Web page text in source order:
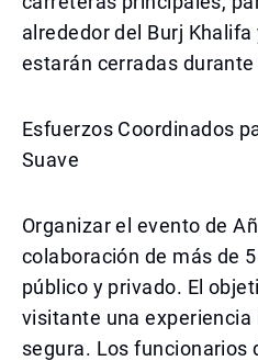
alrededor del Burj
estarán cerradas
Esfuerzos Coordinados
Suave
Organizar el evento de
colaboración de más de
público y privado. El
visitante una experiencia
segura. Los funcionarios